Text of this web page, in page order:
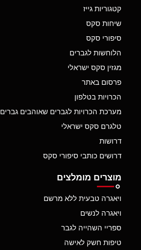
קטגוריות גייז
שיחות סקס
סיפורי סקס
הלוחשות לגברים
מגזין סקס ישראלי
פרסום באתר
הכרויות בטלפון
מערכת הכרויות לגברים שאוהבים גברים
טלגרם סקס ישראלי
דרושות
דרושים כותבי סיפורי סקס
מוצרים מומלצים
ויאגרה טבעית ללא מרשם
ויאגרה לנשים
ספריי השהייה לגבר
טיפות חשק לאישה